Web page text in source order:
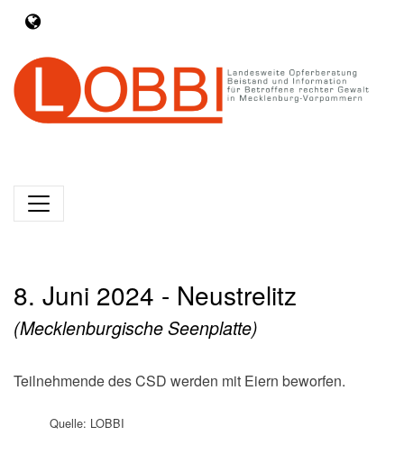
8. Juni 2024 - Neustrelitz
(Mecklenburgische Seenplatte)
Teilnehmende des CSD werden mit Eiern beworfen.
Quelle: LOBBI